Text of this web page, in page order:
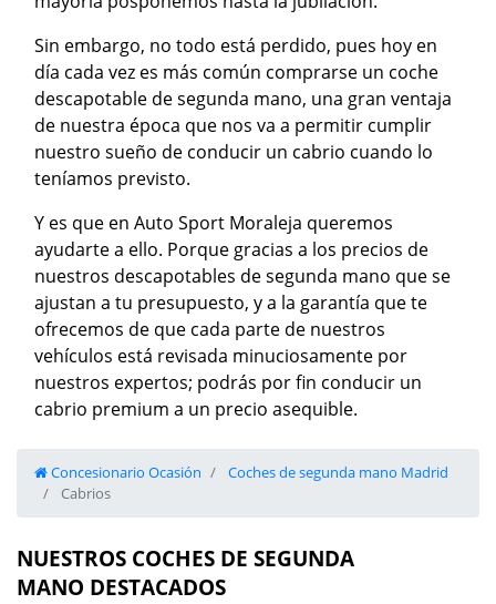
Sin embargo, no todo está perdido, pues hoy en
día cada vez es más común comprarse un coche
descapotable de segunda mano, una gran ventaja
de nuestra época que nos va a permitir cumplir
nuestro sueño de conducir un cabrio cuando lo
teníamos previsto.
Y es que en Auto Sport Moraleja queremos
ayudarte a ello. Porque gracias a los precios de
nuestros descapotables de segunda mano que se
ajustan a tu presupuesto, y a la garantía que te
ofrecemos de que cada parte de nuestros
vehículos está revisada minuciosamente por
nuestros expertos; podrás por fin conducir un
cabrio premium a un precio asequible.
Concesionario Ocasión
Coches de segunda mano Madrid
Cabrios
NUESTROS COCHES DE SEGUNDA
MANO DESTACADOS